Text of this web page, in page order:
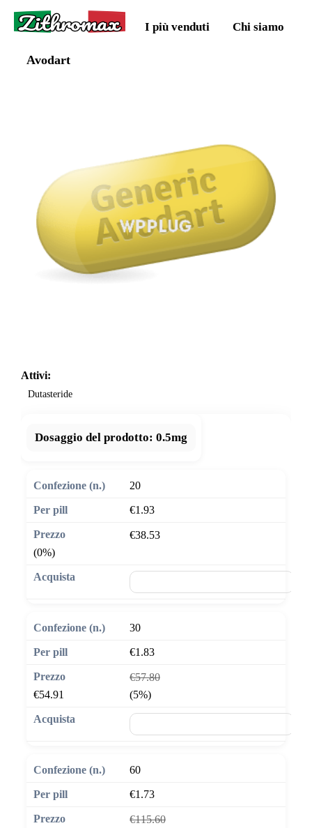
Zithromax I più venduti Chi siamo
Avodart
Attivi:
Dutasteride
Dosaggio del prodotto: 0.5mg
20
€1.93
€38.53
(0%)
30
€1.83
€57.80
€54.91
(5%)
60
€1.73
€115.60